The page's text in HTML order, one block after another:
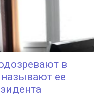
в
ее